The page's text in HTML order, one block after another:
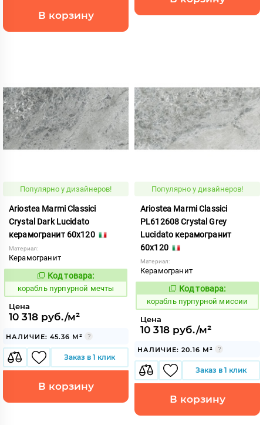
В корзину
Популярно у дизайнеров!
Ariostea Marmi Classici
Crystal Dark Lucidato
керамогранит 60x120
Материал:
Керамогранит
775051
Код товара:
корабль пурпурной мечты
Цена
10 318 руб./м²
НАЛИЧИЕ: 45.36 М²
Заказ в 1 клик
В корзину
Популярно у дизайнеров!
Ariostea Marmi Classici
PL612608 Crystal Grey
Lucidato керамогранит
60x120
Материал:
Керамогранит
775052
Код товара:
корабль пурпурной миссии
Цена
10 318 руб./м²
НАЛИЧИЕ: 20.16 М²
Заказ в 1 клик
В корзину